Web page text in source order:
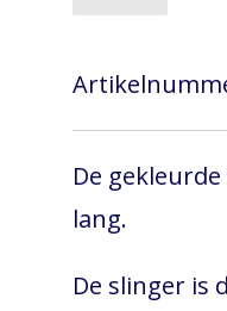
De
lang.
De slinger is